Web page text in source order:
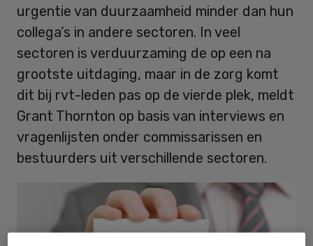
urgentie van duurzaamheid minder dan hun
collega’s in andere sectoren. In veel
sectoren is verduurzaming de op een na
grootste uitdaging, maar in de zorg komt
dit bij rvt-leden pas op de vierde plek, meldt
Grant Thornton op basis van interviews en
vragenlijsten onder commissarissen en
bestuurders uit verschillende sectoren.